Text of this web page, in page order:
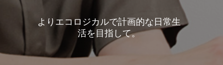
よりエコロジカルで計画的な日常生
活を目指して。